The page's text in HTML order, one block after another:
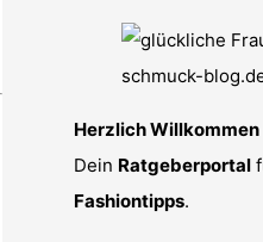
Herzlich Willkommen
Dein Ratgeberportal
Fashiontipps.